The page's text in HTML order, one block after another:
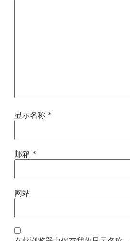
显示名称 *
邮箱 *
网站